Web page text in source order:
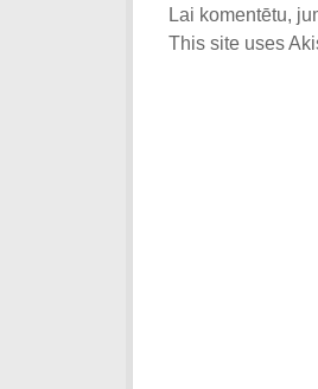
Lai komentētu,
This site uses